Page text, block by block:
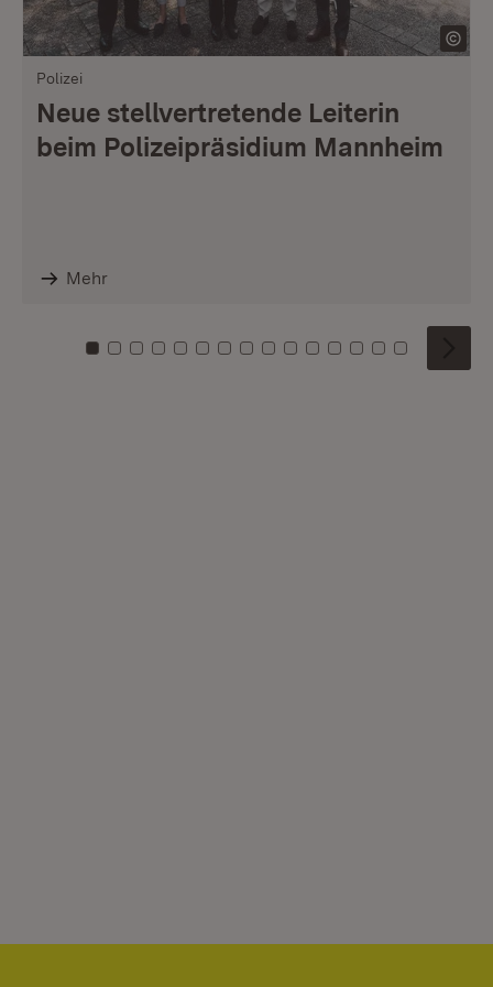
Polizei
Neue stellvertretende Leiterin
beim Polizeipräsidium Mannheim
Mehr
Zu Kachel: 0
Zu Kachel: 1
Zu Kachel: 2
Zu Kachel: 3
Zu Kachel: 4
Zu Kachel: 5
Zu Kachel: 6
Zu Kachel: 7
Zu Kachel: 8
Zu Kachel: 9
Zu Kachel: 10
Zu Kachel: 11
Zu Kachel: 12
Zu Kachel:
Zu